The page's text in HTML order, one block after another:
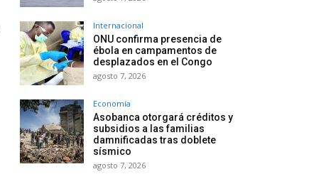
Internacional
ONU confirma presencia de
ébola en campamentos de
desplazados en el Congo
agosto 7, 2026
Economía
Asobanca otorgará créditos y
subsidios a las familias
damnificadas tras doblete
sísmico
agosto 7, 2026